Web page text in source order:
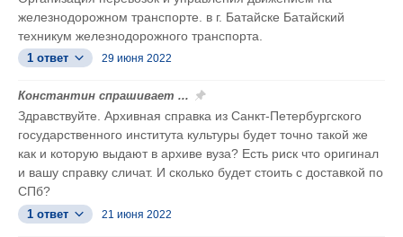
железнодорожном транспорте. в г. Батайске Батайский
техникум железнодорожного транспорта.
1 ответ 29 июня 2022
Константин спрашивает ...
Здравствуйте. Архивная справка из Санкт-Петербургского
государственного института культуры будет точно такой же
как и которую выдают в архиве вуза? Есть риск что оригинал
и вашу справку сличат. И сколько будет стоить с доставкой по
СПб?
1 ответ 21 июня 2022